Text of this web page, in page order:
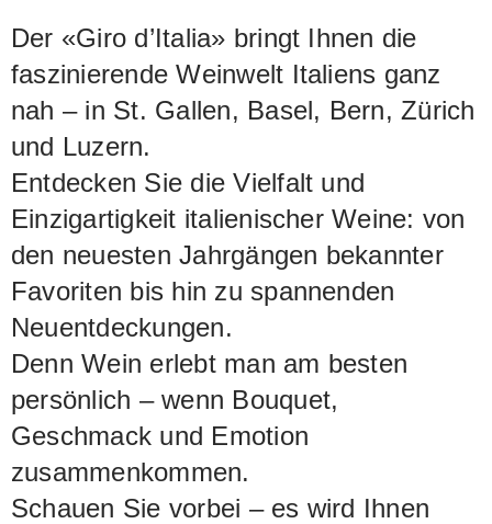
Der «Giro d’Italia» bringt Ihnen die
faszinierende Weinwelt Italiens ganz
nah – in St. Gallen, Basel, Bern, Zürich
und Luzern.
Entdecken Sie die Vielfalt und
Einzigartigkeit italienischer Weine: von
den neuesten Jahrgängen bekannter
Favoriten bis hin zu spannenden
Neuentdeckungen.
Denn Wein erlebt man am besten
persönlich – wenn Bouquet,
Geschmack und Emotion
zusammenkommen.
Schauen Sie vorbei – es wird Ihnen